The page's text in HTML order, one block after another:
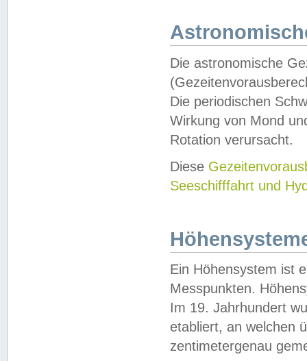
Die astronomische
Die periodischen
Wirkung von Mond
Rotation verursacht.
Diese
Seeschifffahrt und
Ein Höhensystem ist
Messpunkten.
Im 19. Jahrhundert
etabliert, an welchen
zentimetergenau